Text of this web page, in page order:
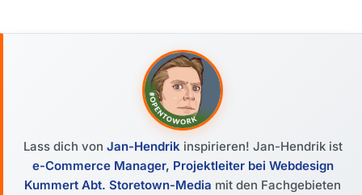
Lass dich von Jan-Hendrikinspirieren! Jan-Hendrik ist
e-Commerce Manager, Projektleiter bei Webdesign
Kummert Abt. Storetown-Media mit den Fachgebieten